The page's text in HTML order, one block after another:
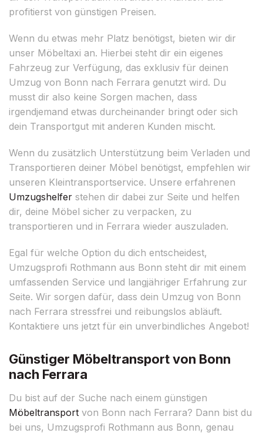
profitierst von günstigen Preisen.
Wenn du etwas mehr Platz benötigst, bieten wir dir
unser Möbeltaxi an. Hierbei steht dir ein eigenes
Fahrzeug zur Verfügung, das exklusiv für deinen
Umzug von Bonn nach Ferrara genutzt wird. Du
musst dir also keine Sorgen machen, dass
irgendjemand etwas durcheinander bringt oder sich
dein Transportgut mit anderen Kunden mischt.
Wenn du zusätzlich Unterstützung beim Verladen und
Transportieren deiner Möbel benötigst, empfehlen wir
unseren Kleintransportservice. Unsere erfahrenen
Umzugshelfer stehen dir dabei zur Seite und helfen
dir, deine Möbel sicher zu verpacken, zu
transportieren und in Ferrara wieder auszuladen.
Egal für welche Option du dich entscheidest,
Umzugsprofi Rothmann aus Bonn steht dir mit einem
umfassenden Service und langjähriger Erfahrung zur
Seite. Wir sorgen dafür, dass dein Umzug von Bonn
nach Ferrara stressfrei und reibungslos abläuft.
Kontaktiere uns jetzt für ein unverbindliches Angebot!
Günstiger Möbeltransport von Bonn
nach Ferrara
Du bist auf der Suche nach einem günstigen
Möbeltransport von Bonn nach Ferrara? Dann bist du
bei uns, Umzugsprofi Rothmann aus Bonn, genau